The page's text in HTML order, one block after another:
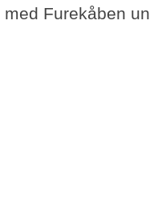
med Furekåben